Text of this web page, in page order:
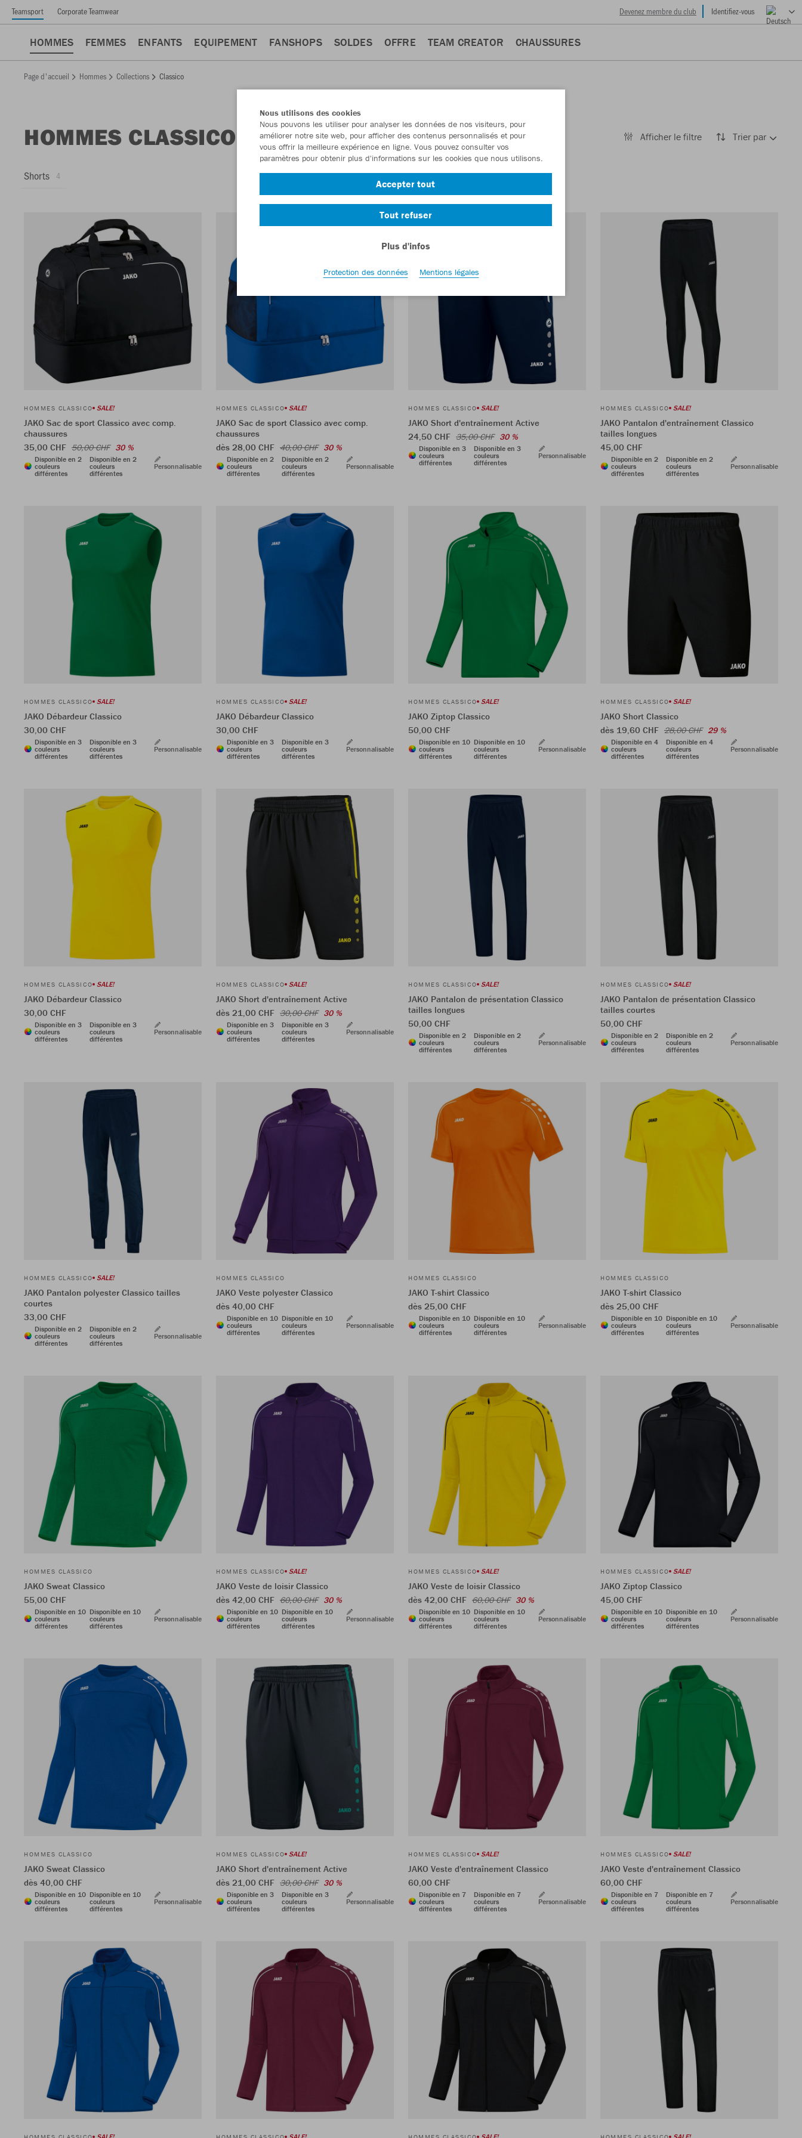
Teamsport Corporate Teamwear Devenez membre du club Identifiez-vous
HOMMES FEMMES ENFANTS EQUIPEMENT FANSHOPS SOLDES OFFRE TEAM CREATOR CHAUSSURES
Page d'accueil Hommes Collections Classico
HOMMES CLASSICO Afficher le filtre Trier par
Shorts 4
HOMMES CLASSICO SALE!
JAKO Sac de sport Classico avec comp.
chaussures
35,00 CHF 50,00 CHF 30 %
Disponible en 2
couleurs
différentes
Disponible en 2
couleurs
différentes
Personnalisable
HOMMES CLASSICO SALE!
JAKO Sac de sport Classico avec comp.
chaussures
dès 28,00 CHF 40,00 CHF 30 %
Disponible en 2
couleurs
différentes
Disponible en 2
couleurs
différentes
Personnalisable
HOMMES CLASSICO SALE!
JAKO Short d'entraînement Active
24,50 CHF 35,00 CHF 30 %
Disponible en 3
couleurs
différentes
Disponible en 3
couleurs
différentes
Personnalisable
HOMMES CLASSICO SALE!
JAKO Pantalon d'entraînement Classico
tailles longues
45,00 CHF
Disponible en 2
couleurs
différentes
Disponible en 2
couleurs
différentes
Personnalisable
HOMMES CLASSICO SALE!
JAKO Débardeur Classico
30,00 CHF
Disponible en 3
couleurs
différentes
Disponible en 3
couleurs
différentes
Personnalisable
HOMMES CLASSICO SALE!
JAKO Débardeur Classico
30,00 CHF
Disponible en 3
couleurs
différentes
Disponible en 3
couleurs
différentes
Personnalisable
HOMMES CLASSICO SALE!
JAKO Ziptop Classico
50,00 CHF
Disponible en 10
couleurs
différentes
Disponible en 10
couleurs
différentes
Personnalisable
HOMMES CLASSICO SALE!
JAKO Short Classico
dès 19,60 CHF 28,00 CHF 29 %
Disponible en 4
couleurs
différentes
Disponible en 4
couleurs
différentes
Personnalisable
HOMMES CLASSICO SALE!
JAKO Débardeur Classico
30,00 CHF
Disponible en 3
couleurs
différentes
Disponible en 3
couleurs
différentes
Personnalisable
HOMMES CLASSICO SALE!
JAKO Short d'entraînement Active
dès 21,00 CHF 30,00 CHF 30 %
Disponible en 3
couleurs
différentes
Disponible en 3
couleurs
différentes
Personnalisable
HOMMES CLASSICO SALE!
JAKO Pantalon de présentation Classico
tailles longues
50,00 CHF
Disponible en 2
couleurs
différentes
Disponible en 2
couleurs
différentes
Personnalisable
HOMMES CLASSICO SALE!
JAKO Pantalon de présentation Classico
tailles courtes
50,00 CHF
Disponible en 2
couleurs
différentes
Disponible en 2
couleurs
différentes
Personnalisable
HOMMES CLASSICO SALE!
JAKO Pantalon polyester Classico tailles
courtes
33,00 CHF
Disponible en 2
couleurs
différentes
Disponible en 2
couleurs
différentes
Personnalisable
HOMMES CLASSICO
JAKO Veste polyester Classico
dès 40,00 CHF
Disponible en 10
couleurs
différentes
Disponible en 10
couleurs
différentes
Personnalisable
HOMMES CLASSICO
JAKO T-shirt Classico
dès 25,00 CHF
Disponible en 10
couleurs
différentes
Disponible en 10
couleurs
différentes
Personnalisable
HOMMES CLASSICO
JAKO T-shirt Classico
dès 25,00 CHF
Disponible en 10
couleurs
différentes
Disponible en 10
couleurs
différentes
Personnalisable
HOMMES CLASSICO
JAKO Sweat Classico
55,00 CHF
Disponible en 10
couleurs
différentes
Disponible en 10
couleurs
différentes
Personnalisable
HOMMES CLASSICO SALE!
JAKO Veste de loisir Classico
dès 42,00 CHF 60,00 CHF 30 %
Disponible en 10
couleurs
différentes
Disponible en 10
couleurs
différentes
Personnalisable
HOMMES CLASSICO SALE!
JAKO Veste de loisir Classico
dès 42,00 CHF 60,00 CHF 30 %
Disponible en 10
couleurs
différentes
Disponible en 10
couleurs
différentes
Personnalisable
HOMMES CLASSICO SALE!
JAKO Ziptop Classico
45,00 CHF
Disponible en 10
couleurs
différentes
Disponible en 10
couleurs
différentes
Personnalisable
HOMMES CLASSICO
JAKO Sweat Classico
dès 40,00 CHF
Disponible en 10
couleurs
différentes
Disponible en 10
couleurs
différentes
Personnalisable
HOMMES CLASSICO SALE!
JAKO Short d'entraînement Active
dès 21,00 CHF 30,00 CHF 30 %
Disponible en 3
couleurs
différentes
Disponible en 3
couleurs
différentes
Personnalisable
HOMMES CLASSICO SALE!
JAKO Veste d'entraînement Classico
60,00 CHF
Disponible en 7
couleurs
différentes
Disponible en 7
couleurs
différentes
Personnalisable
HOMMES CLASSICO SALE!
JAKO Veste d'entraînement Classico
60,00 CHF
Disponible en 7
couleurs
différentes
Disponible en 7
couleurs
différentes
Personnalisable
Nous utilisons des cookies
Nous pouvons les utiliser pour analyser les données de nos visiteurs, pour
améliorer notre site web, pour afficher des contenus personnalisés et pour
vous offrir la meilleure expérience en ligne. Vous pouvez consulter vos
paramètres pour obtenir plus d'informations sur les cookies que nous utilisons.
Accepter tout
Tout refuser
Plus d'infos
Protection des données Mentions légales